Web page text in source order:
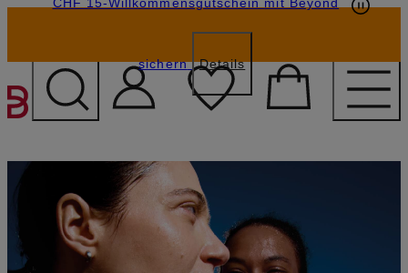
ZUM HAUPTINHALT
sichern Details